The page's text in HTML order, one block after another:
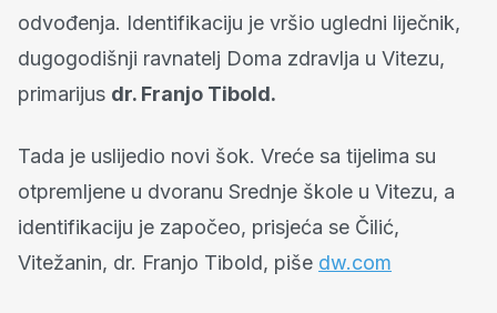
odvođenja. Identifikaciju je vršio ugledni liječnik,
dugogodišnji ravnatelj Doma zdravlja u Vitezu,
primarijus dr. Franjo Tibold.
Tada je uslijedio novi šok. Vreće sa tijelima su
otpremljene u dvoranu Srednje škole u Vitezu, a
identifikaciju je započeo, prisjeća se Čilić,
Vitežanin, dr. Franjo Tibold, piše dw.com